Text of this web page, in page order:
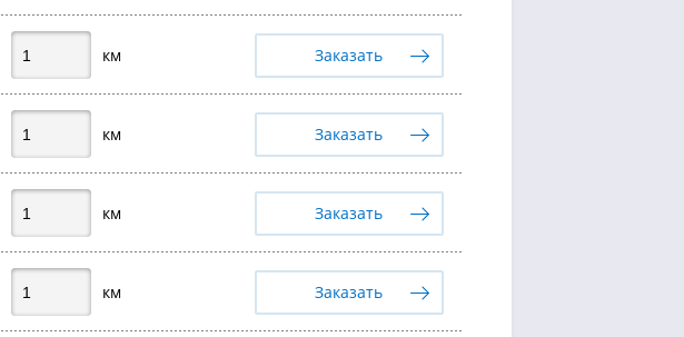
км Заказать
км Заказать
км Заказать
км Заказать